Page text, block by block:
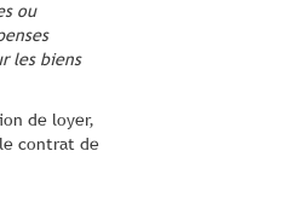
ou
les biens
de loyer,
contrat de